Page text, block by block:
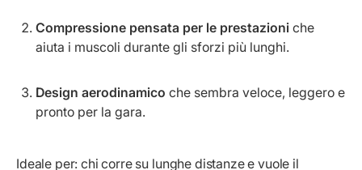
Compressione pensata per le prestazioni che
aiuta i muscoli durante gli sforzi più lunghi.
Design aerodinamico che sembra veloce, leggero e
pronto per la gara.
Ideale per: chi corre su lunghe distanze e vuole il